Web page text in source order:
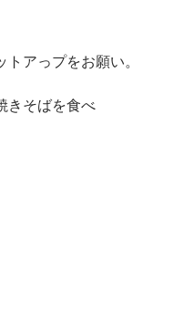
アっプをお願い。
そばを食べ